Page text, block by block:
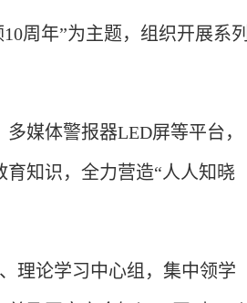
周年”为主题，组织开展系列
媒体警报器LED屏等平台，
知识，全力营造“人人知晓
理论学习中心组，集中领学